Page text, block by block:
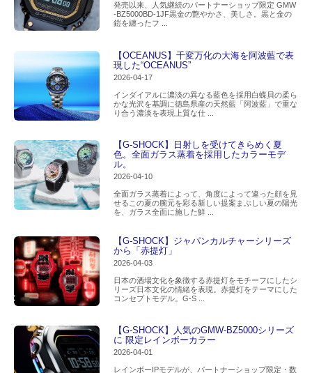
発売以来、人気継続のパートナーショップ限定 GMW
-BZ5000BD-1JF黒金の艶やかさ、美しさ。黒と金の
鎧を纏ったフ ...
【OCEANUS】千変万化の大海を阿波藍で表
現した“OCEANUS”
2026-04-17
インダイアルに濃淡の異なる藍色を採用白蝶貝の柔ら
かな光沢を基調に徳島県産の天然藍「阿波藍」で重な
り合う濃淡を表現上質な仕 ...
【G-SHOCK】日射しを受けてきらめく夏
色。全面ガラス蒸着を採用したカラーモデ
ル。
2026-04-10
全面ガラス蒸着によって、角度によって違った顔を見
せるこの夏の腕元を彩る新しい提案まぶしい夏の陽光
を、ガラス全面に施した鮮 ...
【G-SHOCK】ジャパンカルチャーシリーズ
から「赤提灯」
2026-04-03
日本の酒場文化を象徴する赤提灯をモチーフにしたシ
リーズ日本文化の情緒を表現。赤提灯をテーマにした
コンセプトモデル。G-S ...
【G-SHOCK】人気のGMW-BZ5000シリーズ
に 限定レインボーカラー
2026-04-01
レインボーIPモデルが、パートナーショップ限定・数